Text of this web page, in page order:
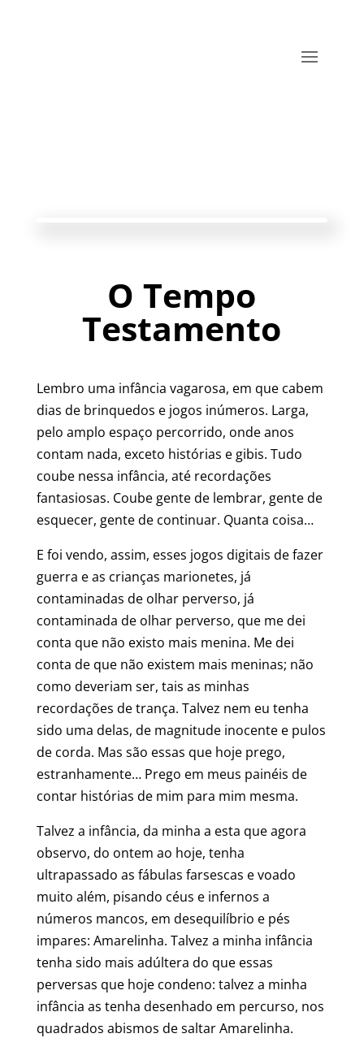
O Tempo
Testamento
Lembro uma infância vagarosa, em que cabem
dias de brinquedos e jogos inúmeros. Larga,
pelo amplo espaço percorrido, onde anos
contam nada, exceto histórias e gibis. Tudo
coube nessa infância, até recordações
fantasiosas. Coube gente de lembrar, gente de
esquecer, gente de continuar. Quanta coisa…
E foi vendo, assim, esses jogos digitais de fazer
guerra e as crianças marionetes, já
contaminadas de olhar perverso, já
contaminada de olhar perverso, que me dei
conta que não existo mais menina. Me dei
conta de que não existem mais meninas; não
como deveriam ser, tais as minhas
recordações de trança. Talvez nem eu tenha
sido uma delas, de magnitude inocente e pulos
de corda. Mas são essas que hoje prego,
estranhamente… Prego em meus painéis de
contar histórias de mim para mim mesma.
Talvez a infância, da minha a esta que agora
observo, do ontem ao hoje, tenha
ultrapassado as fábulas farsescas e voado
muito além, pisando céus e infernos a
números mancos, em desequilíbrio e pés
impares: Amarelinha. Talvez a minha infância
tenha sido mais adúltera do que essas
perversas que hoje condeno: talvez a minha
infância as tenha desenhado em percurso, nos
quadrados abismos de saltar Amarelinha.